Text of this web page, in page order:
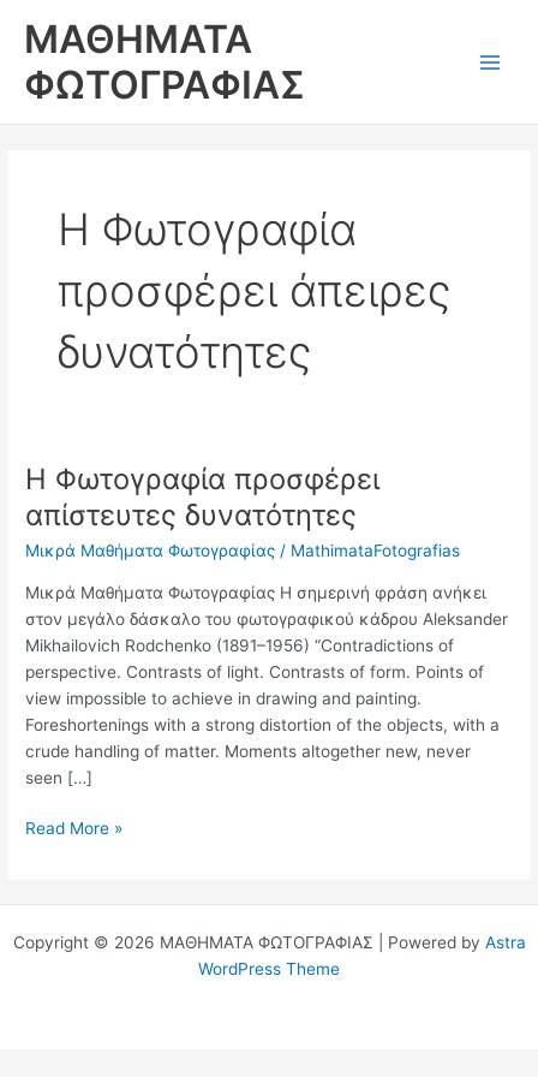
ΜΑΘΗΜΑΤΑ
ΦΩΤΟΓΡΑΦΙΑΣ
Η Φωτογραφία
προσφέρει άπειρες
δυνατότητες
Η Φωτογραφία προσφέρει
απίστευτες δυνατότητες
Μικρά Μαθήματα Φωτογραφίας / MathimataFotografias
Μικρά Μαθήματα Φωτογραφίας Η σημερινή φράση ανήκει
στον μεγάλο δάσκαλο του φωτογραφικού κάδρου Aleksander
Mikhailovich Rodchenko (1891–1956) “Contradictions of
perspective. Contrasts of light. Contrasts of form. Points of
view impossible to achieve in drawing and painting.
Foreshortenings with a strong distortion of the objects, with a
crude handling of matter. Moments altogether new, never
seen […]
Η
απίστευτες
δυνατότητες
Read More »
Copyright © 2026 ΜΑΘΗΜΑΤΑ ΦΩΤΟΓΡΑΦΙΑΣ | Powered by Astra
WordPress Theme